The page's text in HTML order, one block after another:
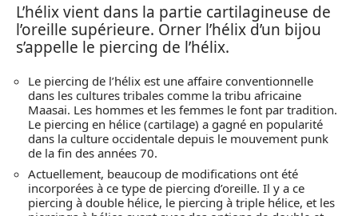
L’hélix vient dans la partie cartilagineuse de
l’oreille supérieure. Orner l’hélix d’un bijou
s’appelle le piercing de l’hélix.
Le piercing de l’hélix est une affaire conventionnelle
dans les cultures tribales comme la tribu africaine
Maasai. Les hommes et les femmes le font par tradition.
Le piercing en hélice (cartilage) a gagné en popularité
dans la culture occidentale depuis le mouvement punk
de la fin des années 70.
Actuellement, beaucoup de modifications ont été
incorporées à ce type de piercing d’oreille. Il y a ce
piercing à double hélice, le piercing à triple hélice, et les